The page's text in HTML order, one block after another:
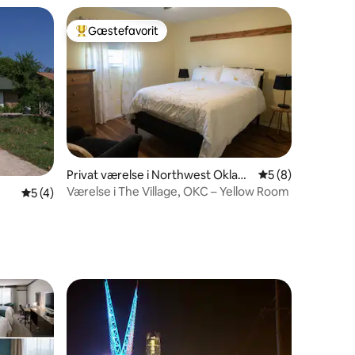
omtaler
5 ud af 5 i gennemsnitlig bedømmelse, 4 omtaler
5 (4)
Bedste gæstefavorit
Gæstefavorit
Privat værelse i Northwest Oklaho
ma City
5 ud af 5 i
5 (8)
Værelse i The Village, OKC – Yellow Room